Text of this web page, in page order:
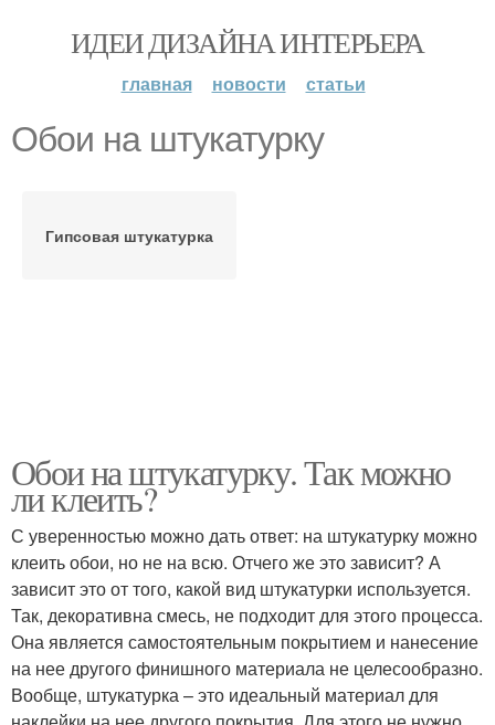
ИДЕИ ДИЗАЙНА ИНТЕРЬЕРА
главная новости статьи
Обои на штукатурку
Гипсовая штукатурка
Обои на штукатурку. Так можно
ли клеить?
С уверенностью можно дать ответ: на штукатурку можно
клеить обои, но не на всю. Отчего же это зависит? А
зависит это от того, какой вид штукатурки используется.
Так, декоративна смесь, не подходит для этого процесса.
Она является самостоятельным покрытием и нанесение
на нее другого финишного материала не целесообразно.
Вообще, штукатурка – это идеальный материал для